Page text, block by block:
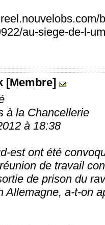
au-siege-de-l-
[Membre]
à la Chancellerie
à 18:38
est ont été
de travail
de prison du
Allemagne, a-t-on